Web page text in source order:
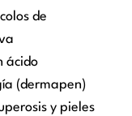
de
ácido
(dermapen)
y pieles